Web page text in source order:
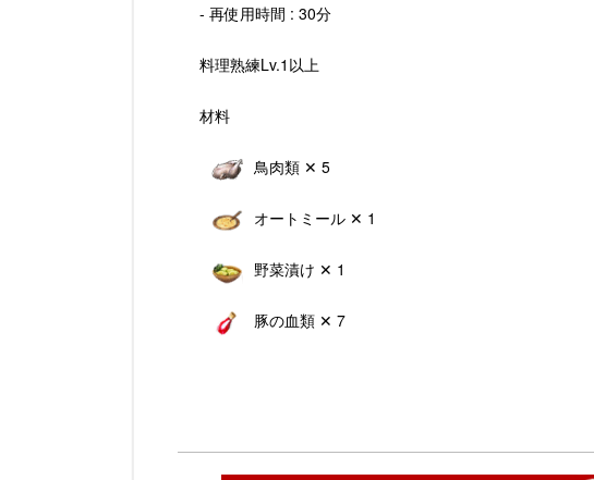
- 再使用時間 : 30分
料理熟練Lv.1以上
材料
鳥肉類 ✕ 5
オートミール ✕ 1
野菜漬け ✕ 1
豚の血類 ✕ 7